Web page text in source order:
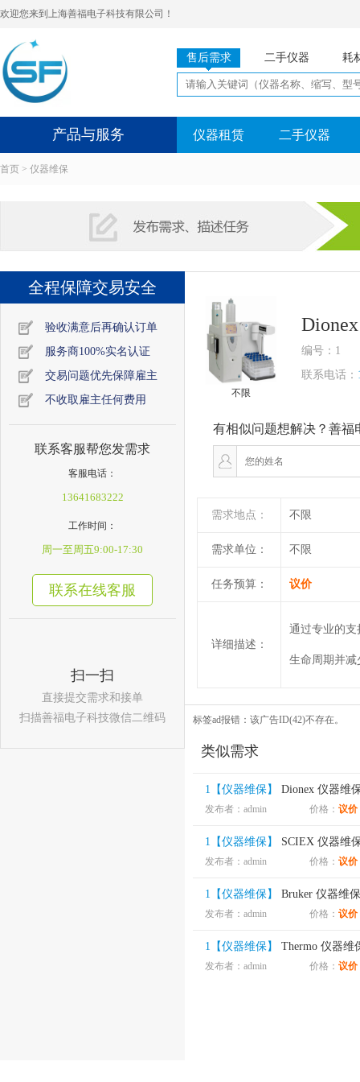
欢迎您来到上海善福电子科技有限公司！
售后需求 二手仪器 耗
产品与服务 仪器租赁 二手仪器
首页 > 仪器维保
全程保障交易安全
验收满意后再确认订单
服务商100%实名认证
交易问题优先保障雇主
不收取雇主任何费用
联系客服帮您发需求
客服电话：
13641683222
工作时间：
周一至周五9:00-17:30
联系在线客服
扫一扫
直接提交需求和接单
扫描善福电子科技微信二维码
不限
编号：1
联系电话：
有相似问题想解决？善福
需求地点： 不限
需求单位： 不限
任务预算： 议价
详细描述：
通过专业的
生命周期并
标签ad报错：该广告ID(42)不存在。
类似需求
1【仪器维保】 Dionex 仪器维
发布者：admin 价格： 议价
1【仪器维保】 SCIEX 仪器维
发布者：admin 价格： 议价
1【仪器维保】 Bruker 仪器维保
发布者：admin 价格： 议价
1【仪器维保】 Thermo 仪器维
发布者：admin 价格： 议价